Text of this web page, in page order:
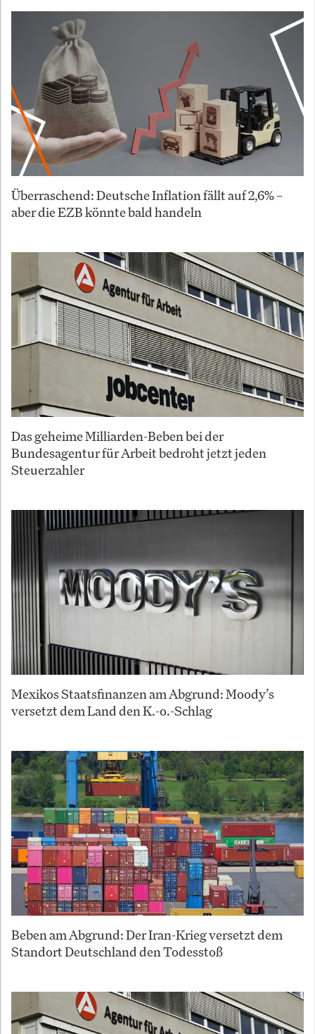
Überraschend: Deutsche Inflation fällt auf 2,6% –
aber die EZB könnte bald handeln
Das geheime Milliarden-Beben bei der
Bundesagentur für Arbeit bedroht jetzt jeden
Steuerzahler
Mexikos Staatsfinanzen am Abgrund: Moody’s
versetzt dem Land den K.-o.-Schlag
Beben am Abgrund: Der Iran-Krieg versetzt dem
Standort Deutschland den Todesstoß